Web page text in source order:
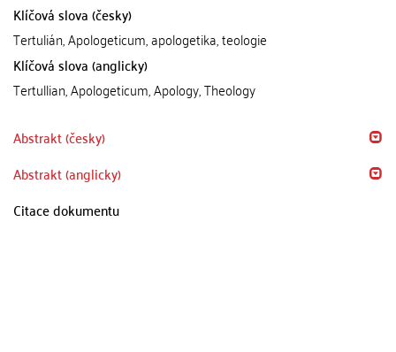
Klíčová slova (česky)
Tertulián, Apologeticum, apologetika, teologie
Klíčová slova (anglicky)
Tertullian, Apologeticum, Apology, Theology
Abstrakt (česky)
Abstrakt (anglicky)
Citace dokumentu